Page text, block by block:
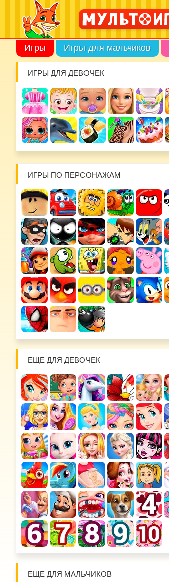
Игры Игры для мальчиков
ИГРЫ ДЛЯ ДЕВОЧЕК
ИГРЫ ПО ПЕРСОНАЖАМ
ЕЩЕ ДЛЯ ДЕВОЧЕК
ЕЩЕ ДЛЯ МАЛЬЧИКОВ